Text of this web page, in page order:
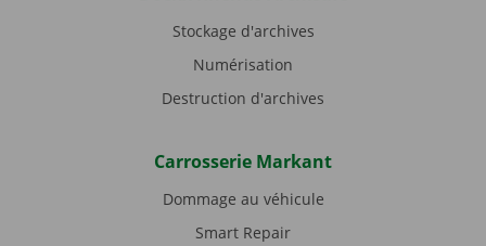
Stockage d'archives
Numérisation
Destruction d'archives
Carrosserie Markant
Dommage au véhicule
Smart Repair